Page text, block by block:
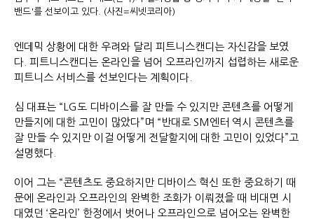
밴드'를 선보이고 있다. (사진=씨넷코리아)
엔데믹 상황에 대한 우려와 달리 피트니스캔디는 자신감을 보였
다. 피트니스캔디는 온라인을 넘어 오프라인까지 섭렵하는 새로운
피트니스 서비스를 선보인다는 계획이다.
심 대표는 “LG도 디바이스를 잘 만들 수 있지만 콘텐츠를 어떻게
만들지에 대한 고민이 많았다”며 “반대로 SM엔터 역시 콘텐츠를
잘 만들 수 있지만 이걸 어떻게 전달할지에 대한 고민이 있었다”고
설명했다.
이어 그는 “콘텐츠도 중요하지만 디바이스 혁신 또한 중요하기 때
문에 온라인과 오프라인의 완벽한 조화가 이뤄졌을 때 비대면 시
대였던 ‘온라인’ 한정에서 벗어나 오프라인으로 넘어오는 완벽한